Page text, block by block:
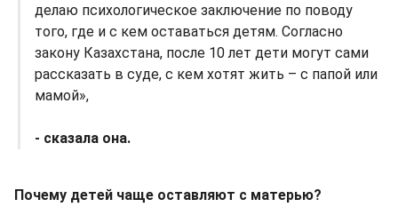
делаю психологическое заключение по поводу
того, где и с кем оставаться детям. Согласно
закону Казахстана, после 10 лет дети могут сами
рассказать в суде, с кем хотят жить – с папой или
мамой»,
- сказала она.
Почему детей чаще оставляют с матерью?